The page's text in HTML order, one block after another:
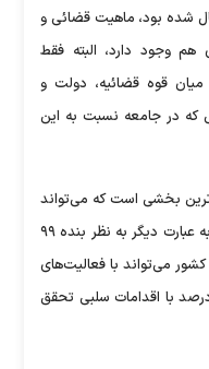
شده بود، ماهیت قضائی و
وجود دارد، البته فقط
میان قوه قضائیه، دولت و
که در جامعه نسبت به این
بخشی است که می‌تواند
در بحث عفاف و حجاب کار را پیش ببرد. به عبارت دیگر به نظر بنده ۹۹
می‌تواند با فعالیت‌های
با اقدامات سلبی تحقق